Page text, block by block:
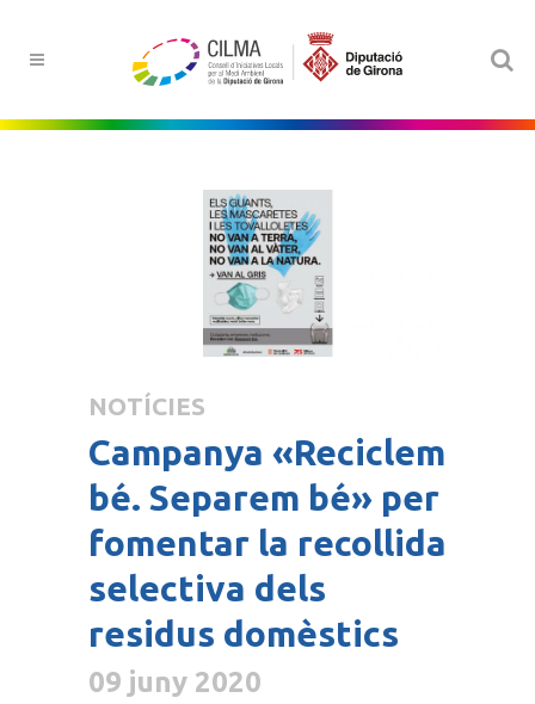
NOTÍCIES
Campanya «Reciclem
bé. Separem bé» per
fomentar la recollida
selectiva dels
residus domèstics
09 juny 2020